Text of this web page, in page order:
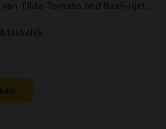
Tilda Tomato and Basil-rijst.
Makkelijk